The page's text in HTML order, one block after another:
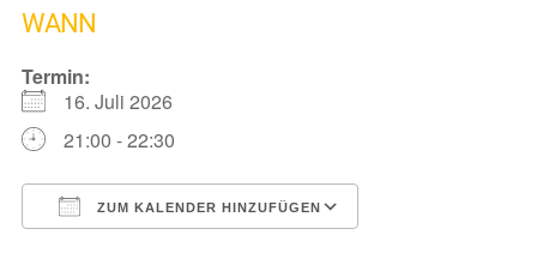
WANN
Termin:
16. Juli 2026
21:00 - 22:30
ZUM KALENDER HINZUFÜGEN